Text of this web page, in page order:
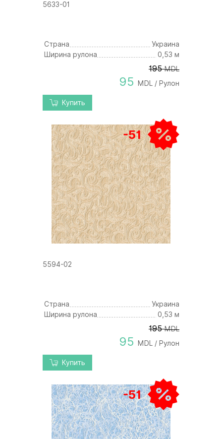
5633-01
Страна
Украина
Ширина рулона
0,53 м
195 MDL
95 MDL / Рулон
Купить
-51
5594-02
Страна
Украина
Ширина рулона
0,53 м
195 MDL
95 MDL / Рулон
Купить
-51